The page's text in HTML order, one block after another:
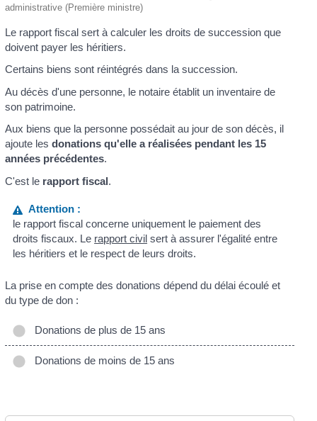
administrative (Première ministre)
Le rapport fiscal sert à calculer les droits de succession que
doivent payer les héritiers.
Certains biens sont réintégrés dans la succession.
Au décès d'une personne, le notaire établit un inventaire de
son patrimoine.
Aux biens que la personne possédait au jour de son décès, il
ajoute les donations qu'elle a réalisées pendant les 15
années précédentes.
C'est le rapport fiscal.
Attention :
le rapport fiscal concerne uniquement le paiement des
droits fiscaux. Le rapport civil sert à assurer l'égalité entre
les héritiers et le respect de leurs droits.
La prise en compte des donations dépend du délai écoulé et
du type de don :
Donations de plus de 15 ans
Donations de moins de 15 ans